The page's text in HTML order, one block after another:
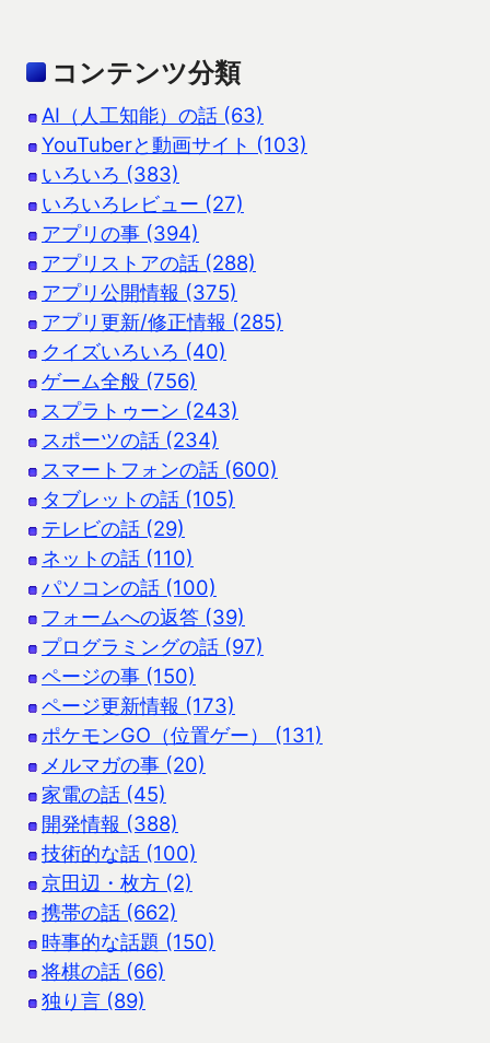
コンテンツ分類
AI（人工知能）の話 (63)
YouTuberと動画サイト (103)
いろいろ (383)
いろいろレビュー (27)
アプリの事 (394)
アプリストアの話 (288)
アプリ公開情報 (375)
アプリ更新/修正情報 (285)
クイズいろいろ (40)
ゲーム全般 (756)
スプラトゥーン (243)
スポーツの話 (234)
スマートフォンの話 (600)
タブレットの話 (105)
テレビの話 (29)
ネットの話 (110)
パソコンの話 (100)
フォームへの返答 (39)
プログラミングの話 (97)
ページの事 (150)
ページ更新情報 (173)
ポケモンGO（位置ゲー） (131)
メルマガの事 (20)
家電の話 (45)
開発情報 (388)
技術的な話 (100)
京田辺・枚方 (2)
携帯の話 (662)
時事的な話題 (150)
将棋の話 (66)
独り言 (89)